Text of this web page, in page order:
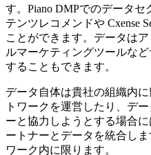
す。Piano DMPでのデータセ
テンツレコメンドや Cxense
ことができます。データは
ルマーケティングツールな
することもできます。
データ自体は貴社の組織内
トワークを運営したり、デ
ーと協力しようとする場合
ートナーとデータを統合し
ワーク内に限ります。